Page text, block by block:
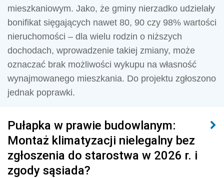
mieszkaniowym. Jako, że gminy nierzadko udzielały
bonifikat sięgających nawet 80, 90 czy 98% wartości
nieruchomości – dla wielu rodzin o niższych
dochodach, wprowadzenie takiej zmiany, może
oznaczać brak możliwości wykupu na własność
wynajmowanego mieszkania. Do projektu zgłoszono
jednak poprawki.
Pułapka w prawie budowlanym:
Montaż klimatyzacji nielegalny bez
zgłoszenia do starostwa w 2026 r. i
zgody sąsiada?